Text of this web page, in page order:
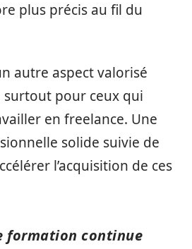
plus précis au fil du
autre aspect valorisé
surtout pour ceux qui
en freelance. Une
solide suivie de
l’acquisition de ces
formation continue